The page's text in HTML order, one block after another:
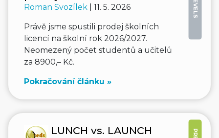
Roman Svozílek | 11. 5. 2026
Právě jsme spustili prodej školních
licencí na školní rok 2026/2027.
Neomezený počet studentů a učitelů
za 8900,– Kč.
Pokračování článku »
LUNCH vs. LAUNCH